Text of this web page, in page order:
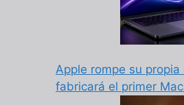
Apple rompe su
fabricará el primer